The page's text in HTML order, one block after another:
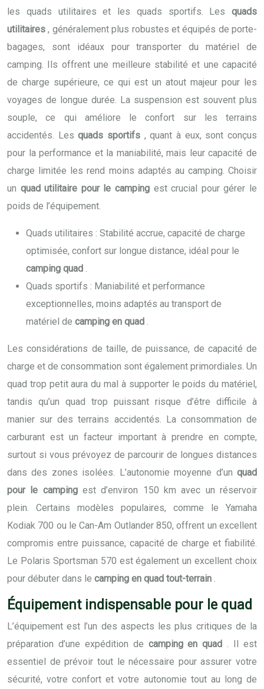
les quads utilitaires et les quads sportifs. Les quads
utilitaires, généralement plus robustes et équipés de porte-
bagages, sont idéaux pour transporter du matériel de
camping. Ils offrent une meilleure stabilité et une capacité
de charge supérieure, ce qui est un atout majeur pour les
voyages de longue durée. La suspension est souvent plus
souple, ce qui améliore le confort sur les terrains
accidentés. Lesquads sportifs , quant à eux, sont conçus
pour la performance et la maniabilité, mais leur capacité de
charge limitée les rend moins adaptés au camping. Choisir
un quad utilitaire pour le camping est crucial pour gérer le
poids de l’équipement.
Quads utilitaires : Stabilité accrue, capacité de charge
optimisée, confort sur longue distance, idéal pour le
camping quad
Quads sportifs : Maniabilité et performance
exceptionnelles, moins adaptés au transport de
matériel de camping en quad
Les considérations de taille, de puissance, de capacité de
charge et de consommation sont également primordiales. Un
quad trop petit aura du mal à supporter le poids du matériel,
tandis qu’un quad trop puissant risque d’être difficile à
manier sur des terrains accidentés. La consommation de
carburant est un facteur important à prendre en compte,
surtout si vous prévoyez de parcourir de longues distances
dans des zones isolées. L’autonomie moyenne d’un quad
pour le camping est d’environ 150 km avec un réservoir
plein. Certains modèles populaires, comme le Yamaha
Kodiak 700 ou le Can-Am Outlander 850, offrent un excellent
compromis entre puissance, capacité de charge et fiabilité.
Le Polaris Sportsman 570 est également un excellent choix
pour débuter dans le camping en quad tout-terrain
Équipement indispensable pour le quad
L’équipement est l’un des aspects les plus critiques de la
préparation d’une expédition de camping en quad
. Il est
essentiel de prévoir tout le nécessaire pour assurer votre
sécurité, votre confort et votre autonomie tout au long de